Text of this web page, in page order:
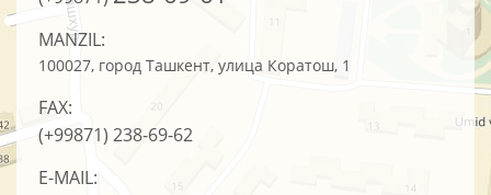
MANZIL:
100027, город Ташкент, улица Коратош, 1
FAX:
(+99871) 238-69-62
E-MAIL: